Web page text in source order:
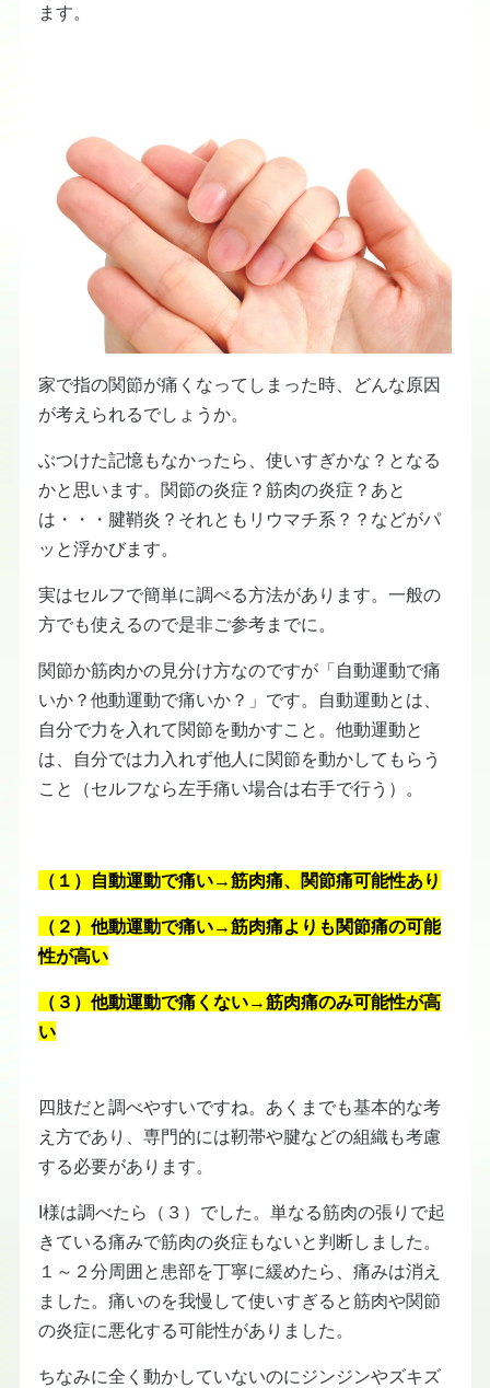
ます。
家で指の関節が痛くなってしまった時、どんな原因
が考えられるでしょうか。
ぶつけた記憶もなかったら、使いすぎかな？となる
かと思います。関節の炎症？筋肉の炎症？あと
は・・・腱鞘炎？それともリウマチ系？？などがパ
ッと浮かびます。
実はセルフで簡単に調べる方法があります。一般の
方でも使えるので是非ご参考までに。
関節か筋肉かの見分け方なのですが「自動運動で痛
いか？他動運動で痛いか？」です。自動運動とは、
自分で力を入れて関節を動かすこと。他動運動と
は、自分では力入れず他人に関節を動かしてもらう
こと（セルフなら左手痛い場合は右手で行う）。
（１）自動運動で痛い→筋肉痛、関節痛可能性あり
（２）他動運動で痛い→筋肉痛よりも関節痛の可能
性が高い
（３）他動運動で痛くない→筋肉痛のみ可能性が高
い
四肢だと調べやすいですね。あくまでも基本的な考
え方であり、専門的には靭帯や腱などの組織も考慮
する必要があります。
I様は調べたら（３）でした。単なる筋肉の張りで起
きている痛みで筋肉の炎症もないと判断しました。
１～２分周囲と患部を丁寧に緩めたら、痛みは消え
ました。痛いのを我慢して使いすぎると筋肉や関節
の炎症に悪化する可能性がありました。
ちなみに全く動かしていないのにジンジンやズキズ